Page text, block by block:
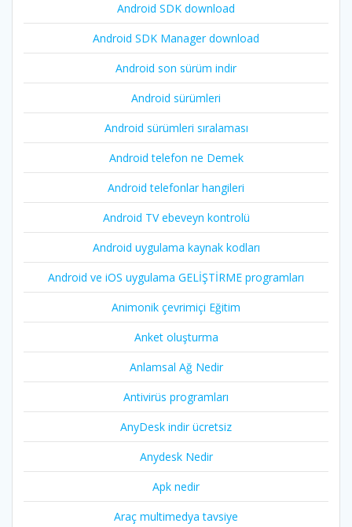
Android SDK download
Android SDK Manager download
Android son sürüm indir
Android sürümleri
Android sürümleri sıralaması
Android telefon ne Demek
Android telefonlar hangileri
Android TV ebeveyn kontrolü
Android uygulama kaynak kodları
Android ve iOS uygulama GELİŞTİRME programları
Animonik çevrimiçi Eğitim
Anket oluşturma
Anlamsal Ağ Nedir
Antivirüs programları
AnyDesk indir ücretsiz
Anydesk Nedir
Apk nedir
Araç multimedya tavsiye